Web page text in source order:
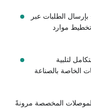
بإرسال الطلبات عبر
موارد
لتلبية
الخاصة بالصناعة
المخصصة مرونةً